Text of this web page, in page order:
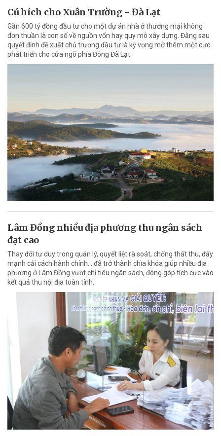
Cú hích cho Xuân Trường - Đà Lạt
Gần 600 tỷ đồng đầu tư cho một dự án nhà ở thương mại không
đơn thuần là con số về nguồn vốn hay quy mô xây dựng. Đằng sau
quyết định đề xuất chủ trương đầu tư là kỳ vọng mở thêm một cực
phát triển cho cửa ngõ phía Đông Đà Lạt.
Lâm Đồng nhiều địa phương thu ngân sách
đạt cao
Thay đổi tư duy trong quản lý, quyết liệt rà soát, chống thất thu, đẩy
mạnh cải cách hành chính... đã trở thành chìa khóa giúp nhiều địa
phương ở Lâm Đồng vượt chỉ tiêu ngân sách, đóng góp tích cực vào
kết quả thu nội địa toàn tỉnh.